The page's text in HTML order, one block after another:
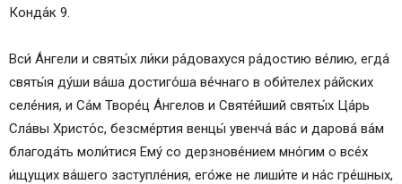
Конда́к 9.
Вси́ А́нгели и святы́х ли́ки ра́довахуся ра́достию ве́лию, егда́
святы́я ду́ши ва́ша достиго́ша ве́чнаго в оби́телех ра́йских
селе́ния, и Са́м Творе́ц А́нгелов и Святе́йший святы́х Ца́рь
Сла́вы Христо́с, безсме́ртия венцы́ увенча́ ва́с и дарова́ ва́м
благода́ть моли́тися Ему́ со дерзнове́нием мно́гим о все́х
и́щущих ва́шего заступле́ния, его́же не лиши́те и на́с гре́шных,